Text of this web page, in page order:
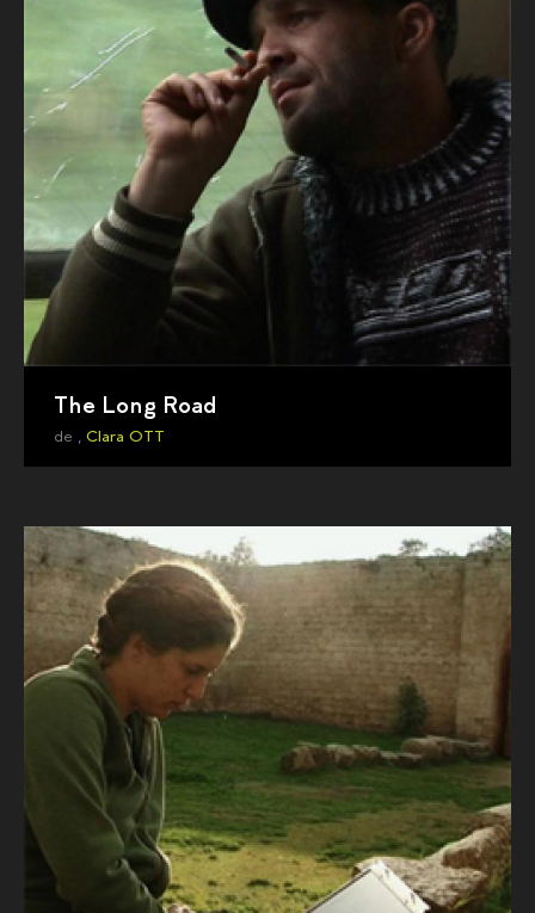
The Long Road
de , Clara OTT